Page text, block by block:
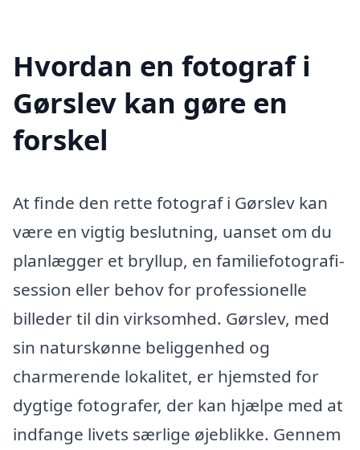
Hvordan en fotograf i
Gørslev kan gøre en
forskel
At finde den rette fotograf i Gørslev kan
være en vigtig beslutning, uanset om du
planlægger et bryllup, en familiefotografi-
session eller behov for professionelle
billeder til din virksomhed. Gørslev, med
sin naturskønne beliggenhed og
charmerende lokalitet, er hjemsted for
dygtige fotografer, der kan hjælpe med at
indfange livets særlige øjeblikke. Gennem